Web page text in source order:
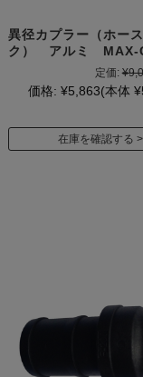
異径カプラー（ホー
ク） アルミ
定価:
価格: ¥5,863(本体
在庫を確認する